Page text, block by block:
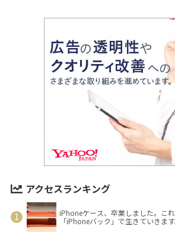
アクセスランキング
iPhoneケース、卒業しました。こ
「iPhoneバック」で生きていきます